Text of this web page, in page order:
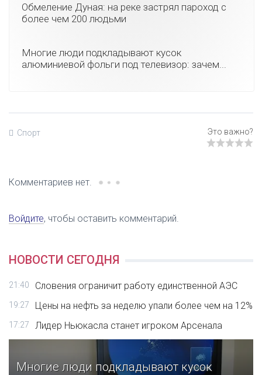
Обмеление Дуная: на реке застрял пароход с
более чем 200 людьми
Многие люди подкладывают кусок
алюминиевой фольги под телевизор: зачем...
Спорт
Комментариев нет.
Войдите, чтобы оставить комментарий.
НОВОСТИ СЕГОДНЯ
21:40 Словения ограничит работу единственной АЭС
19:27 Цены на нефть за неделю упали более чем на 12%
17:27 Лидер Ньюкасла станет игроком Арсенала
Многие люди подкладывают кусок